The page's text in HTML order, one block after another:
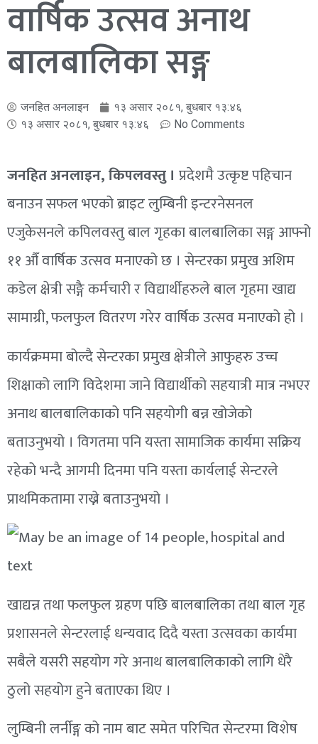
वार्षिक उत्सव अनाथ
बालबालिका सङ्ग
जनहित अनलाइन
१३ असार २०८१, बुधबार १३:४६
१३ असार २०८१, बुधबार १३:४६
No Comments
जनहित अनलाइन, किपलवस्तु । प्रदेशमै उत्कृष्ट पहिचान
बनाउन सफल भएको ब्राइट लुम्बिनी इन्टरनेसनल
एजुकेसनले कपिलवस्तु बाल गृहका बालबालिका सङ्ग आफ्नो
११ औँ वार्षिक उत्सव मनाएको छ । सेन्टरका प्रमुख अशिम
कडेल क्षेत्री सङ्गै कर्मचारी र विद्यार्थीहरुले बाल गृहमा खाद्य
सामाग्री, फलफुल वितरण गरेर वार्षिक उत्सव मनाएको हो ।
कार्यक्रममा बोल्दै सेन्टरका प्रमुख क्षेत्रीले आफुहरु उच्च
शिक्षाको लागि विदेशमा जाने विद्यार्थीको सहयात्री मात्र नभएर
अनाथ बालबालिकाको पनि सहयोगी बन्न खोजेको
बताउनुभयो । विगतमा पनि यस्ता सामाजिक कार्यमा सक्रिय
रहेको भन्दै आगमी दिनमा पनि यस्ता कार्यलाई सेन्टरले
प्राथमिकतामा राख्ने बताउनुभयो ।
खाद्यन्न तथा फलफुल ग्रहण पछि बालबालिका तथा बाल गृह
प्रशासनले सेन्टरलाई धन्यवाद दिदै यस्ता उत्सवका कार्यमा
सबैले यसरी सहयोग गरे अनाथ बालबालिकाको लागि धेरै
ठुलो सहयोग हुने बताएका थिए ।
लुम्बिनी लर्नीङ्ग को नाम बाट समेत परिचित सेन्टरमा विशेष